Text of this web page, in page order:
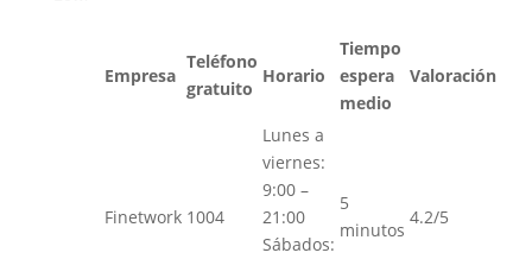
Empresa
Teléfono
gratuito
Horario
Tiempo
espera
medio
Valoración
Finetwork 1004
Lunes a
viernes:
9:00 –
21:00
Sábados:
5
minutos
4.2/5